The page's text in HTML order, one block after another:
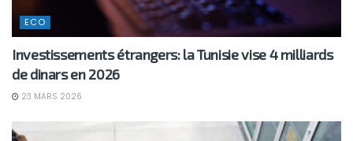
ECO
Investissements étrangers: la Tunisie vise 4 milliards
de dinars en 2026
23 MARS 2026